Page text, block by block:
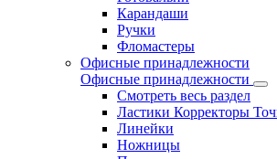
Карандаши
Ручки
Фломастеры
Офисные принадлежности
Офисные принадлежности
Смотреть весь раздел
Ластики Корректоры
Линейки
Ножницы